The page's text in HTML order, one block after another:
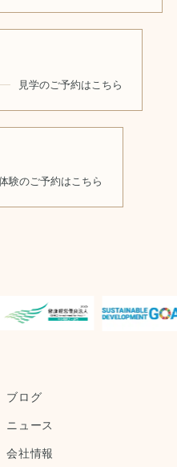
見学のご予約はこちら
験のご予約はこちら
ブログ
ニュース
会社情報